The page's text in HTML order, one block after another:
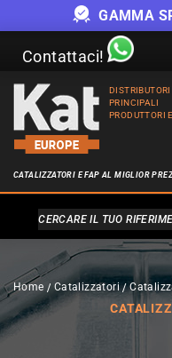
GAMMA
Contattaci!
DISTRIBUTORI
PRINCIPALI
PRODUTTORI
CATALIZZATORI E FAP AL MIGLIOR
CERCARE IL TUO
Home Catalizzatori